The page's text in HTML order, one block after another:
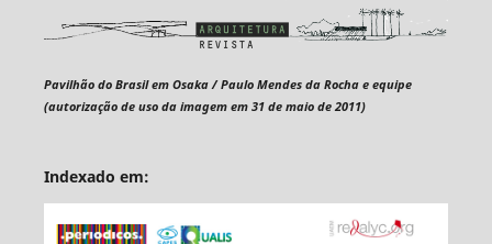
Pavilhão do Brasil em Osaka / Paulo Mendes da Rocha e equipe
(autorização de uso da imagem em 31 de maio de 2011)
Indexado em: